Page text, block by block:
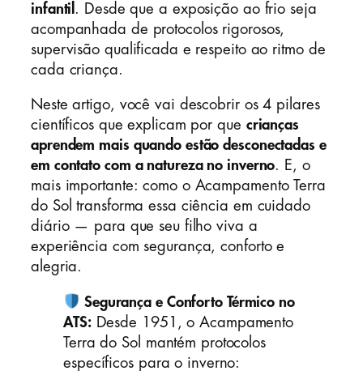
infantil . Desde que a exposição ao frio seja
acompanhada de protocolos rigorosos,
supervisão qualificada e respeito ao ritmo de
cada criança.
Neste artigo, você vai descobrir os 4 pilares
científicos que explicam por que crianças
aprendem mais quando estão desconectadas e
em contato com a natureza no inverno. E, o
mais importante: como o Acampamento Terra
do Sol transforma essa ciência em cuidado
diário — para que seu filho viva a
experiência com segurança, conforto e
alegria.
Segurança e Conforto Térmico no
ATS:Desde 1951, o Acampamento
Terra do Sol mantém protocolos
específicos para o inverno: